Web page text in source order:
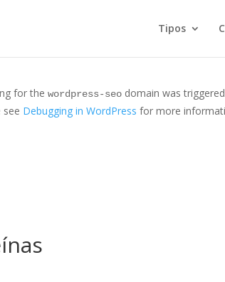
domain was triggered too
for the wordpress-seo domain was
see Debugging in WordPress for more
Tipos